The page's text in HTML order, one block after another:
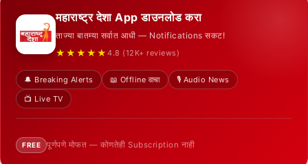
महाराष्ट्र देशा App डाउनलोड करा
ताज्या बातम्या सर्वात आधी — Notifications सकट!
★★★★★ 4.8 (12K+ reviews)
🔔 Breaking Alerts 📖 Offline वाचा
🎙️ Audio News
📺 Live TV
FREE पूर्णपणे मोफत — कोणतेही Subscription नाही